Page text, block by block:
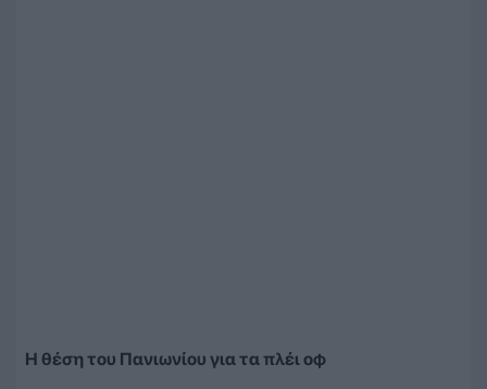
Η θέση του Πανιωνίου για τα πλέι οφ